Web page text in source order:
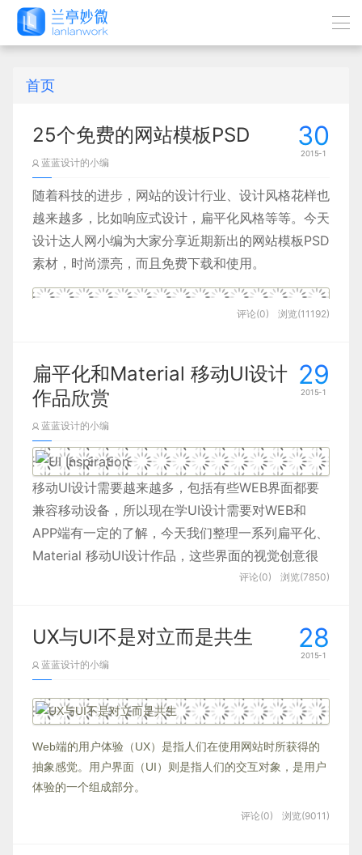
首页
30
2015-1
25个免费的网站模板PSD
蓝蓝设计的小编
随着科技的进步，网站的设计行业、设计风格花样也
越来越多，比如响应式设计，扁平化风格等等。今天
设计达人网小编为大家分享近期新出的网站模板PSD
素材，时尚漂亮，而且免费下载和使用。
评论(0) 浏览(11192)
29
2015-1
扁平化和Material 移动UI设计
作品欣赏
蓝蓝设计的小编
移动UI设计需要越来越多，包括有些WEB界面都要
兼容移动设备，所以现在学UI设计需要对WEB和
APP端有一定的了解，今天我们整理一系列扁平化、
Material 移动UI设计作品，这些界面的视觉创意很
不错，而且用户体验优秀，很多版式布局、配色方案
评论(0) 浏览(7850)
28
2015-1
UX与UI不是对立而是共生
蓝蓝设计的小编
Web端的用户体验（UX）是指人们在使用网站时所获得的
抽象感觉。用户界面（UI）则是指人们的交互对象，是用户
体验的一个组成部分。
评论(0) 浏览(9011)